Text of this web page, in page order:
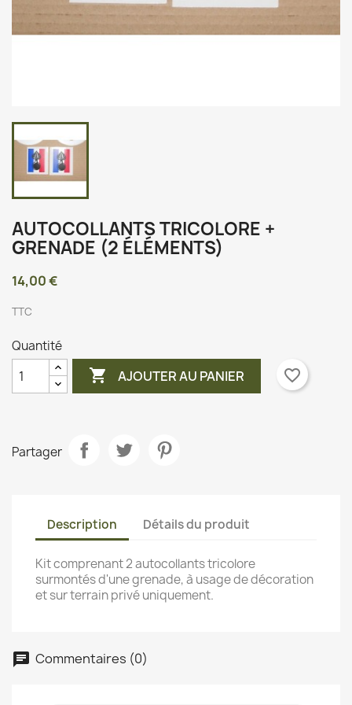
AUTOCOLLANTS TRICOLORE +
GRENADE (2 ÉLÉMENTS)
14,00 €
TTC
Quantité
 AJOUTER AU PANIER favorite_border
Partager
Description Détails du produit
Kit comprenant 2 autocollants tricolore
surmontés d'une grenade, à usage de décoration
et sur terrain privé uniquement.
chat Commentaires (0)